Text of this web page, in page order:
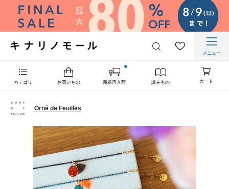
メニュー
カテゴリ お買いもの 新着再入荷 読みもの カート
Orné de Feuilles